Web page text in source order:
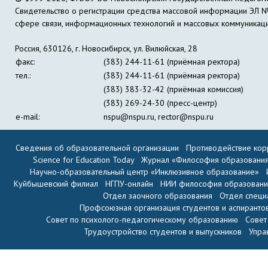
Свидетельство о регистрации средства массовой информации
сфере связи, информационных технологий и массовых
Россия, 630126, г. Новосибирск, ул. Вилюйская, 28
факс:
(383) 244-11-61 (приёмная ректора)
тел.:
(383) 244-11-61 (приёмная ректора)
(383) 383-32-42 (приёмная комиссия)
(383) 269-24-30 (пресс-центр)
e-mail:
nspu@nspu.ru, rector@nspu.ru
Сведения об образовательной организации
Противодействие
Science for Education Today
Журнал «Философия
Научно-образовательный центр «Инклюзивное образование»
Куйбышевский филиал
НГПУ-онлайн
НИИ философия
Отдел заочного образования
Отдел
Профсоюзная организация студентов и
Совет по психолого-педагогическому образованию
Трудоустройство студентов и выпускников